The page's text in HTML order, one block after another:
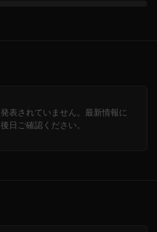
表されていません。最新情報に
日ご確認ください。